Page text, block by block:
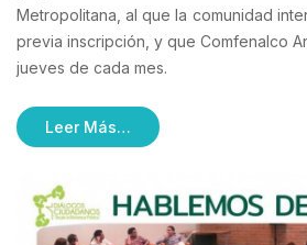
Metropolitana, al que la comunidad
previa inscripción, y que Comfenalco
jueves de cada mes.
Leer Más…